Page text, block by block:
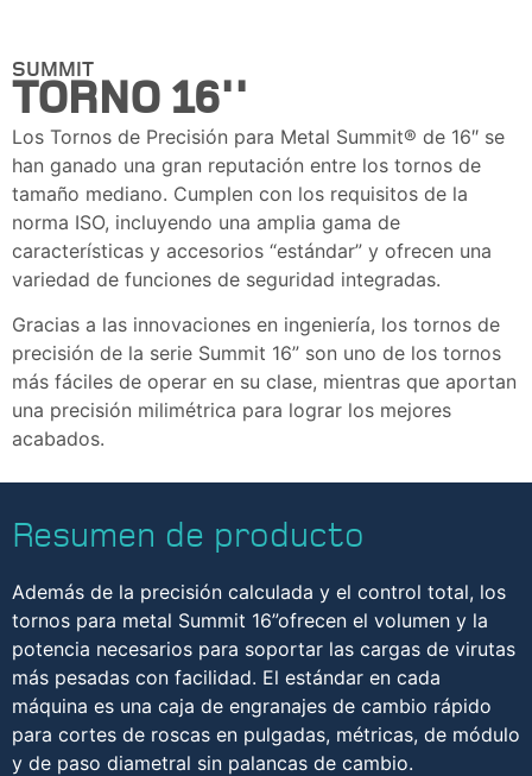
SUMMIT
TORNO 16''
Los Tornos de Precisión para Metal Summit® de 16″ se
han ganado una gran reputación entre los tornos de
tamaño mediano. Cumplen con los requisitos de la
norma ISO, incluyendo una amplia gama de
características y accesorios “estándar” y ofrecen una
variedad de funciones de seguridad integradas.
Gracias a las innovaciones en ingeniería, los tornos de
precisión de la serie Summit 16” son uno de los tornos
más fáciles de operar en su clase, mientras que aportan
una precisión milimétrica para lograr los mejores
acabados.
Resumen de producto
Además de la precisión calculada y el control total, los
tornos para metal Summit 16”ofrecen el volumen y la
potencia necesarios para soportar las cargas de virutas
más pesadas con facilidad. El estándar en cada
máquina es una caja de engranajes de cambio rápido
para cortes de roscas en pulgadas, métricas, de módulo
y de paso diametral sin palancas de cambio.